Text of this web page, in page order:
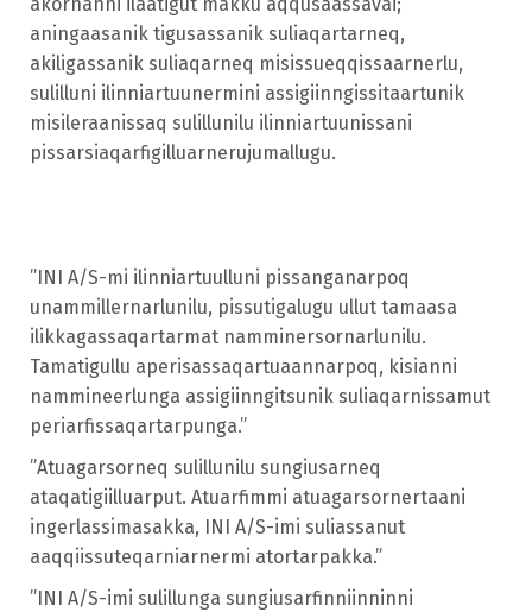
akornanni ilaatigut makku aqqusaassavai;
aningaasanik tigusassanik suliaqartarneq,
akiligassanik suliaqarneq misissueqqissaarnerlu,
sulilluni ilinniartuunermini assigiinngissitaartunik
misileraanissaq sulillunilu ilinniartuunissani
pissarsiaqarfigilluarnerujumallugu.
”INI A/S-mi ilinniartuulluni pissanganarpoq
unammillernarlunilu, pissutigalugu ullut tamaasa
ilikkagassaqartarmat namminersornarlunilu.
Tamatigullu aperisassaqartuaannarpoq, kisianni
nammineerlunga assigiinngitsunik suliaqarnissamut
periarfissaqartarpunga.”
”Atuagarsorneq sulillunilu sungiusarneq
ataqatigiilluarput. Atuarfimmi atuagarsornertaani
ingerlassimasakka, INI A/S-imi suliassanut
aaqqiissuteqarniarnermi atortarpakka.”
”INI A/S-imi sulillunga sungiusarfinniinninni